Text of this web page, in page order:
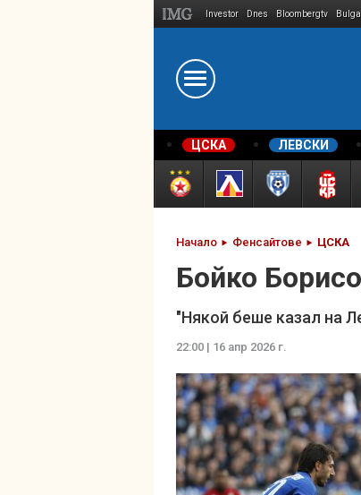
Investor Dnes Bloombergtv
ЦСКА ЛЕВСКИ
Начало Фенсайтове ЦСКА
Бойко
"Някой беше казал на
22:00 | 16 апр 2026 г.